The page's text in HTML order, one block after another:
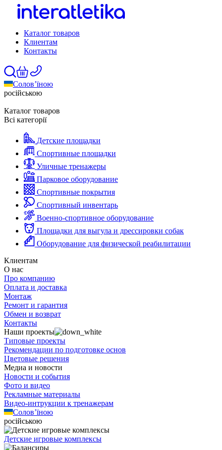
Каталог товаров
Клиентам
Контакты
Солов’їною
російською
Каталог товаров
Всі категорії
Детские площадки
Спортивные площадки
Уличные тренажеры
Парковое оборудование
Спортивные покрытия
Спортивный инвентарь
Военно-спортивное оборудование
Площадки для выгула и дрессировки собак
Оборудование для физической реабилитации
Клиентам
О нас
Про компанию
Оплата и доставка
Монтаж
Ремонт и гарантия
Обмен и возврат
Контакты
Наши проекты
Типовые проекты
Рекомендации по подготовке основ
Цветовые решения
Медиа и новости
Новости и события
Фото и видео
Рекламные материалы
Видео-интрукции к тренажерам
Солов’їною
російською
Детские игровые комплексы